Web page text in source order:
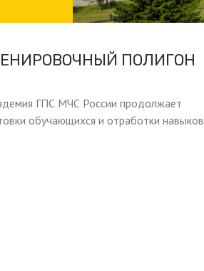
ПОЛИГОН
ГПС МЧС России продолжает
обучающихся и отработки навыков